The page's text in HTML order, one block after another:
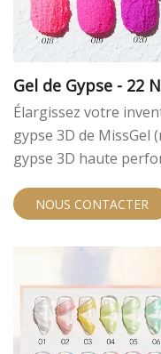
Gel de Gypse - 22
n
Élargissez votre
gypse 3D de MissGel
gypse 3D haute
Contrairement aux
véritable gypse
gel pour les ongles,
solide aux clients
et avant-gardistes
sculpture 3D.
NOUS CONTACTER